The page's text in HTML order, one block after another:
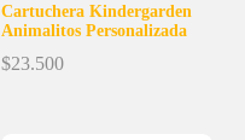
Cartuchera Kindergarden
Animalitos Personalizada
$23.500